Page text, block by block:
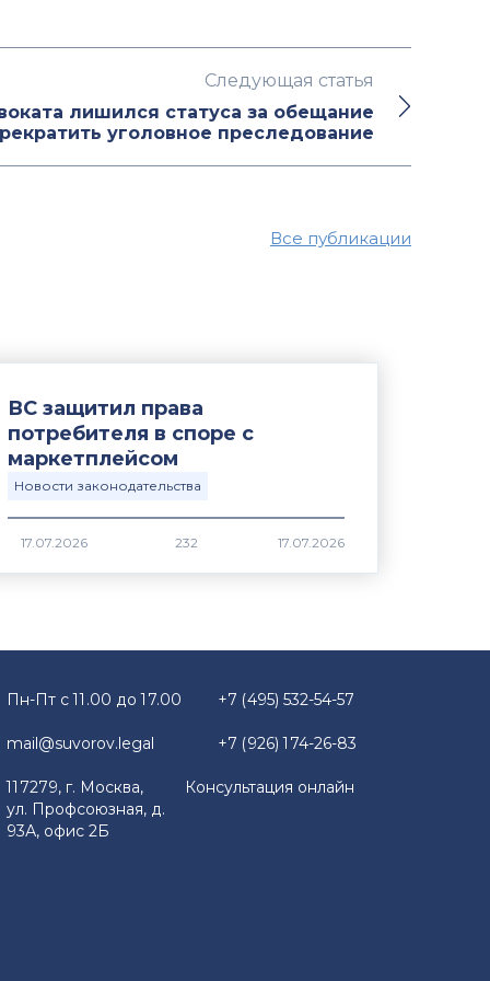
Следующая статья
лишился статуса за обещание
уголовное преследование
Все публикации
ВС защитил права
потребителя в споре с
маркетплейсом
Новости законодательства
17.07.2026 232
Пн-Пт с 11.00 до 17.00
mail@suvorov.legal
117279, г. Москва,
ул. Профсоюзная, д.
93А, офис 2Б
+7 (495) 532-54-57
+7 (926) 174-26-83
Консультация онлайн